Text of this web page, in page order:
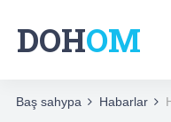
DOHOM
Baş sahypa Habarlar